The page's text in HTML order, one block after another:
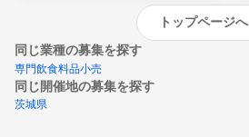
トップページへ
同じ業種の募集を探す
専門飲食料品小売
同じ開催地の募集を探す
茨城県